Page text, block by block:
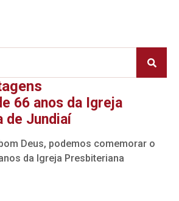
66 anos da Igreja
de Jundiaí
Deus, podemos comemorar o
da Igreja Presbiteriana